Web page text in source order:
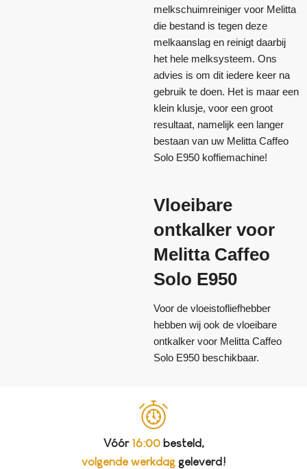
melkschuimreiniger voor Melitta
die bestand is tegen deze
melkaanslag en reinigt daarbij
het hele melksysteem. Ons
advies is om dit iedere keer na
gebruik te doen. Het is maar een
klein klusje, voor een groot
resultaat, namelijk een langer
bestaan van uw Melitta Caffeo
Solo E950 koffiemachine!
Vloeibare
ontkalker voor
Melitta Caffeo
Solo E950
Voor de vloeistofliefhebber
hebben wij ook de vloeibare
ontkalker voor Melitta Caffeo
Solo E950 beschikbaar.
Vóór 16:00besteld,
volgende werkdag geleverd!